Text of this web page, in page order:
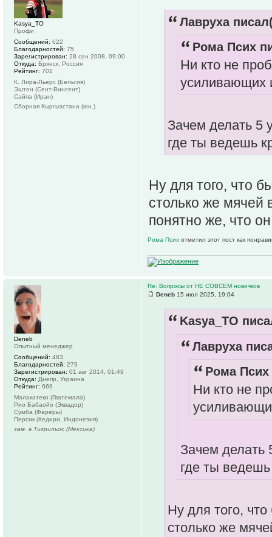
Лавруха
Рома Псих
Ни кто не
усиливающих
Зачем делать 5
где ты ведешь
Ну для того, что
столько же мячей
понятно же, что
Рома Псих отметил этот пост как
Kasya_TO
Профи
Сообщений: 622
Благодарностей: 75
Зарегистрирован: 28 сен 2008, 09:00
Откуда: Брянск, Россия
Рейтинг: 701
К. Лира-Льерс (Бельгия)
Эштон (Сент-Винсент)
Сайпа (Иран)
Сборная Кыргызстана (юн.)
Re: Вопросы от НЕ СОВСЕМ новичков
Deneb 15 июл 2025, 19:04
Kasya_TO
Лавруха
Рома Псих
Ни кто не
Зачем делать
где ты ведешь
Ну для того,
столько же
Deneb
Опытный менеджер
Сообщений: 483
Благодарностей: 279
Зарегистрирован: 01 авг 2014, 01:49
Откуда: Днепр, Украина
Рейтинг: 669
Малакатеко (Гватемала)
Рио Бабаойо (Эквадор)
Сумба (Фареры)
Персик (Кедири, Индонезия)
зам. в Тигрильос (Мексика)